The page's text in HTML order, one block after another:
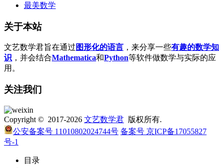
最美数学
关于本站
文艺数学君旨在通过 图形化的语言 ，来分享一些有趣的数学知
识 ，并会结合Mathematica和Python等软件做数学与实际的应
用。
关注我们
Copyright © 2017-2026 文艺数学君 版权所有.
公安备案号 11010802024744号 备案号 京ICP备17055827
号-1
目录